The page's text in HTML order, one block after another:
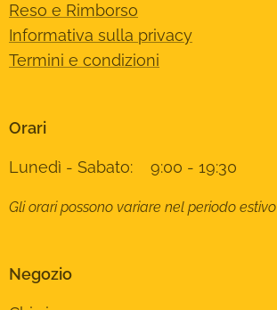
Reso e Rimborso
Informativa sulla privacy
Termini e condizioni
Orari
Lunedì - Sabato: 9:00 - 19:30
Gli orari possono variare nel periodo estivo
Negozio